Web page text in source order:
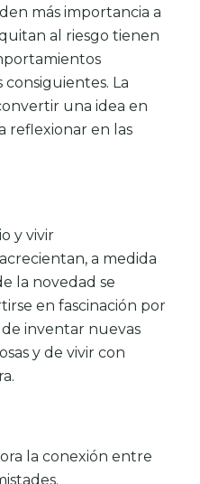
más importancia a
al riesgo tienen
consiguientes. La
una idea en
reflexionar en las
y vivir
a medida
la novedad se
en fascinación por
de inventar nuevas
y de vivir con
la conexión entre